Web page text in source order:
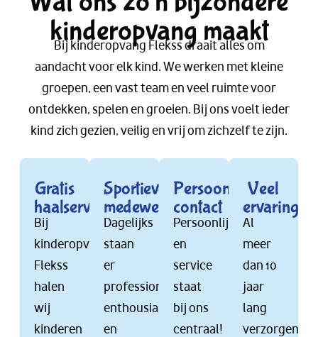
kinderopvang maakt
Bij kinderopvang Flekss draait alles om
aandacht voor elk kind. We werken met kleine
groepen, een vast team en veel ruimte voor
ontdekken, spelen en groeien. Bij ons voelt ieder
kind zich gezien, veilig en vrij om zichzelf te zijn.
Gratis
haalservice
Bij
kinderopvang
Flekss
halen
wij
kinderen
Sportieve
medewerkers
Dagelijks
staan
er
professionele,
enthousiaste
en
Persoonlijk
contact
Persoonlijkheid
en
service
staat
bij ons
centraal!
Veel
ervaring
Al
meer
dan 10
jaar
lang
verzorgen